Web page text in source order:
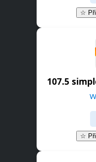
☆
107.5
☆